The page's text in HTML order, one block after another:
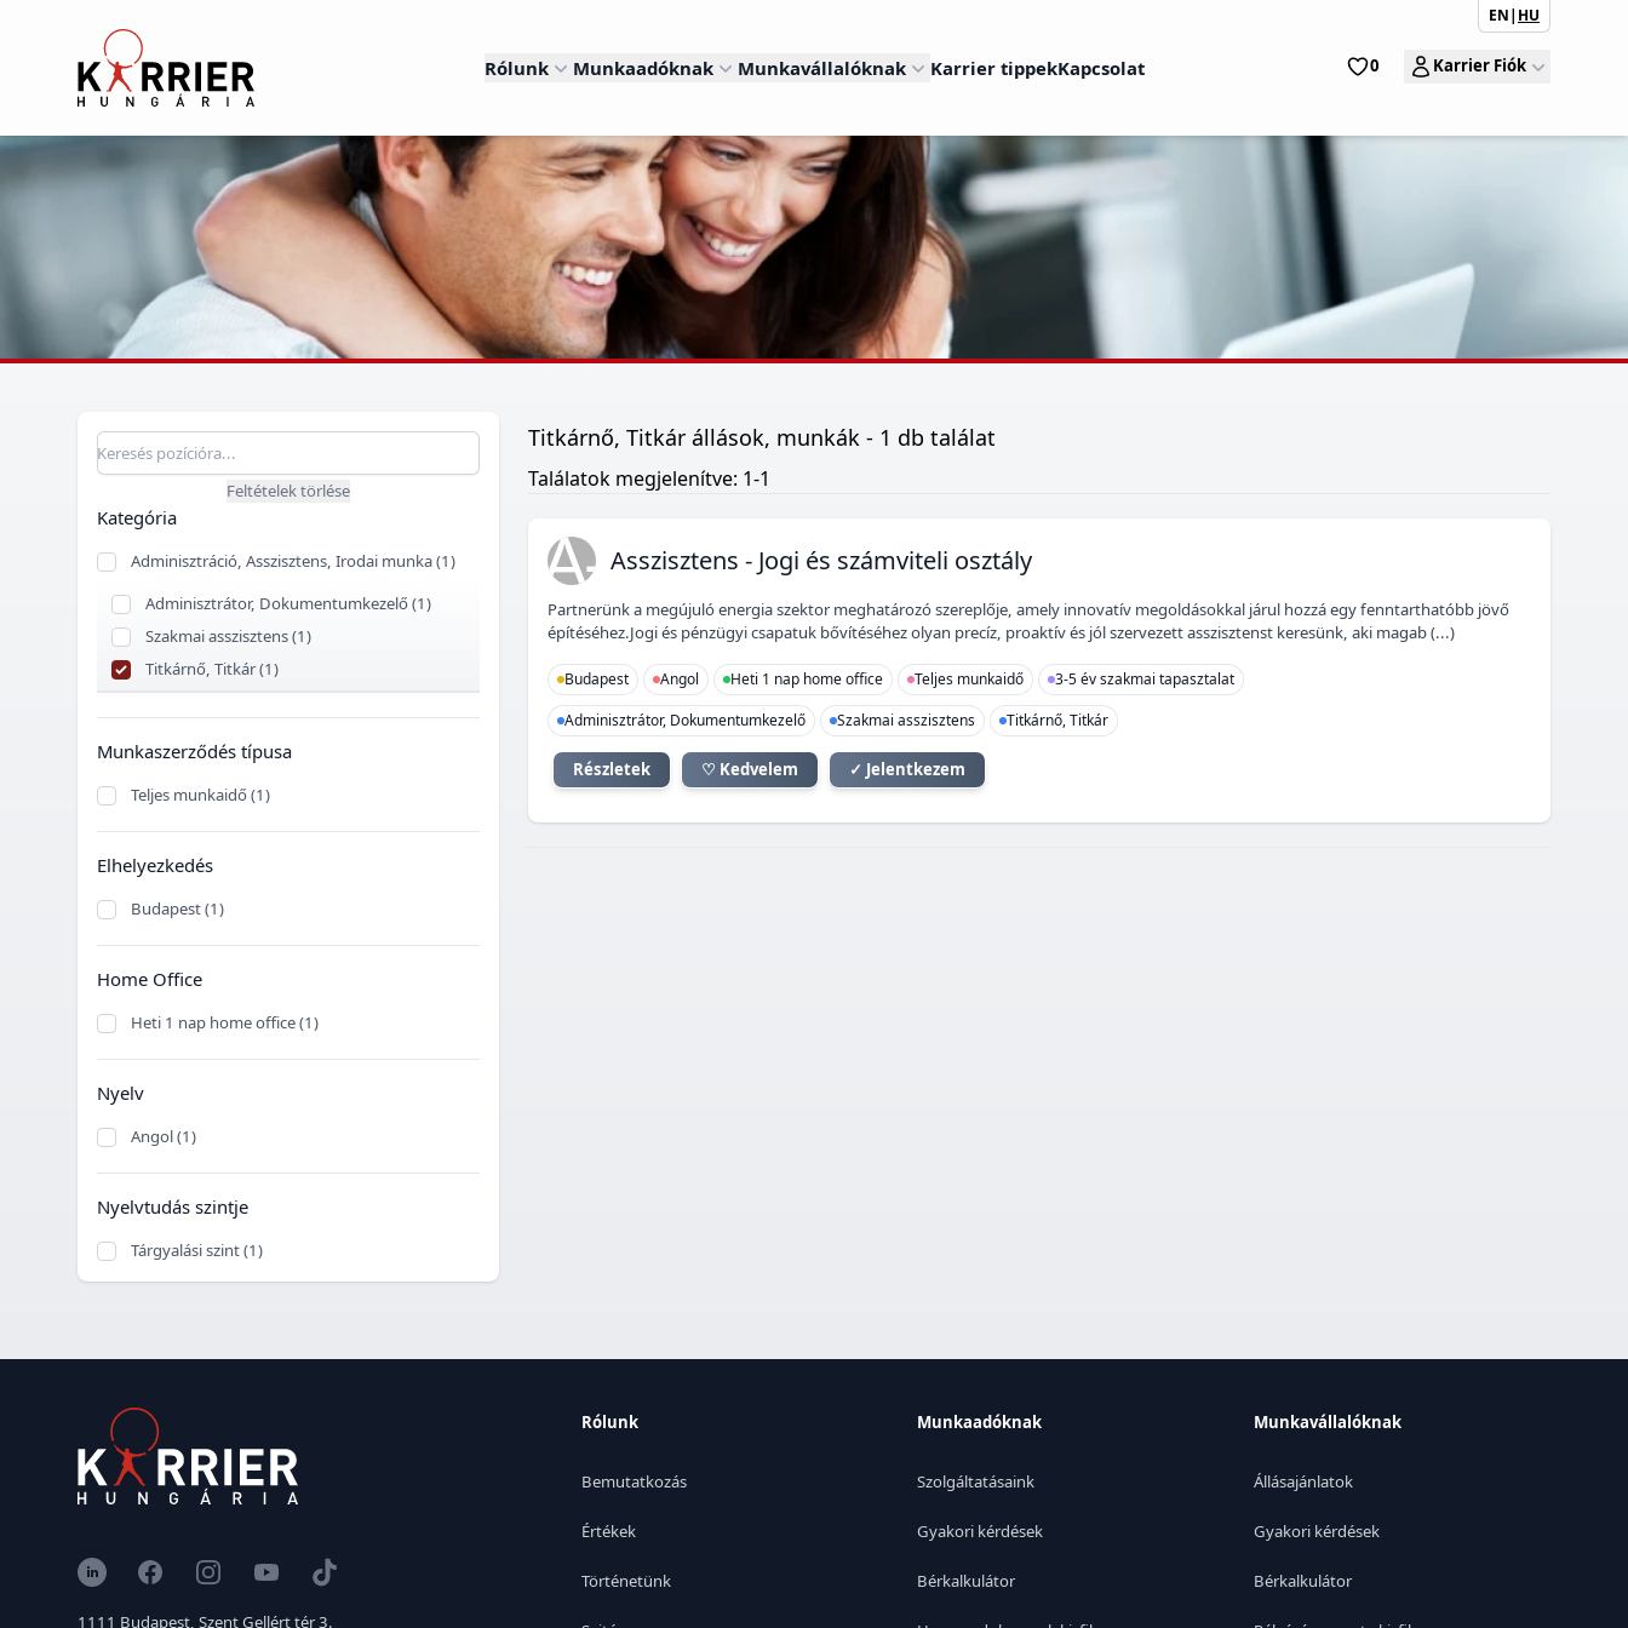
Karrier Hungária
Rólunk Munkaadóknak Munkavállalóknak Karrier tippekKapcsolat
EN| HU
0 Karrier Fiók
Pozíció keresés
Feltételek törlése
Kategória
Adminisztráció, Asszisztens, Irodai munka (1)
Adminisztrátor, Dokumentumkezelő (1)
Szakmai asszisztens (1)
Titkárnő, Titkár (1)
Munkaszerződés típusa
Teljes munkaidő (1)
Elhelyezkedés
Budapest (1)
Home Office
Heti 1 nap home office (1)
Nyelv
Angol (1)
Nyelvtudás szintje
Tárgyalási szint (1)
Titkárnő, Titkár állások, munkák - 1 db találat
Találatok megjelenítve: 1-1
A- Asszisztens - Jogi és számviteli osztály
Partnerünk a megújuló energia szektor meghatározó szereplője, amely innovatív megoldásokkal járul hozzá egy fenntarthatóbb jövő
építéséhez.Jogi és pénzügyi csapatuk bővítéséhez olyan precíz, proaktív és jól szervezett asszisztenst keresünk, aki magab (...)
Budapest Angol Heti 1 nap home office Teljes munkaidő
3-5 év szakmai tapasztalat
Adminisztrátor, Dokumentumkezelő
Szakmai asszisztens Titkárnő, Titkár
Részletek ♡ Kedvelem ✓ Jelentkezem
LinkedInFacebookInstagramYouTubeTikTok
1111 Budapest, Szent Gellért tér 3.
Rólunk
Bemutatkozás
Értékek
Történetünk
Munkaadóknak
Szolgáltatásaink
Gyakori kérdések
Bérkalkulátor
Munkavállalóknak
Állásajánlatok
Gyakori kérdések
Bérkalkulátor